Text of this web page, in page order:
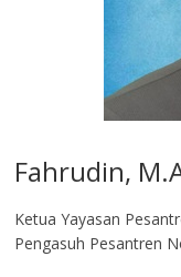
Fahrudin,
Ketua Yayasan
Pengasuh Pesantren